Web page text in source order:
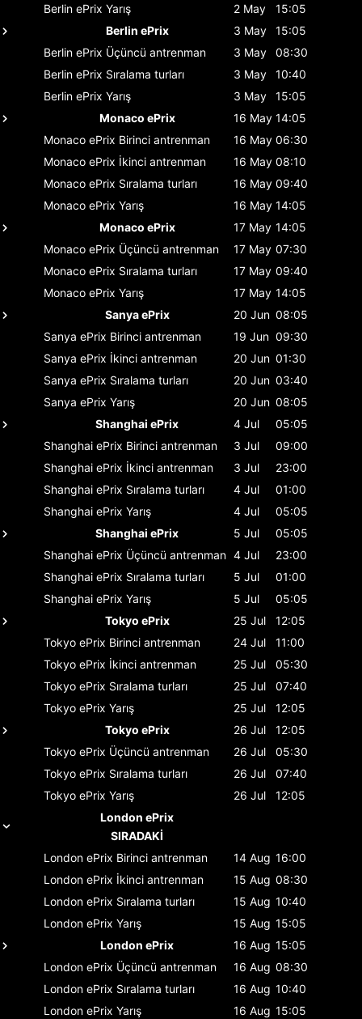
Berlin ePrix Yarış 2 May
15:05
Berlin ePrix
3 May
15:05
Berlin ePrix Üçüncü antrenman 3 May
08:30
Berlin ePrix Sıralama turları 3 May
10:40
Berlin ePrix Yarış 3 May
15:05
Monaco ePrix
16 May 14:05
Monaco ePrix Birinci antrenman 16 May 06:30
Monaco ePrix İkinci antrenman 16 May 08:10
Monaco ePrix Sıralama turları 16 May 09:40
Monaco ePrix Yarış 16 May 14:05
Monaco ePrix
17 May 14:05
Monaco ePrix Üçüncü antrenman 17 May 07:30
Monaco ePrix Sıralama turları 17 May 09:40
Monaco ePrix Yarış 17 May 14:05
Sanya ePrix
20 Jun 08:05
Sanya ePrix Birinci antrenman 19 Jun 09:30
Sanya ePrix İkinci antrenman 20 Jun 01:30
Sanya ePrix Sıralama turları 20 Jun 03:40
Sanya ePrix Yarış 20 Jun 08:05
Shanghai ePrix
4 Jul
05:05
Shanghai ePrix Birinci antrenman 3 Jul
09:00
Shanghai ePrix İkinci antrenman 3 Jul
23:00
Shanghai ePrix Sıralama turları 4 Jul
01:00
Shanghai ePrix Yarış 4 Jul
05:05
Shanghai ePrix
5 Jul
05:05
Shanghai ePrix Üçüncü antrenman 4 Jul
23:00
Shanghai ePrix Sıralama turları 5 Jul
01:00
Shanghai ePrix Yarış 5 Jul
05:05
Tokyo ePrix
25 Jul
12:05
Tokyo ePrix Birinci antrenman 24 Jul
11:00
Tokyo ePrix İkinci antrenman 25 Jul
05:30
Tokyo ePrix Sıralama turları 25 Jul
07:40
Tokyo ePrix Yarış 25 Jul
12:05
Tokyo ePrix
26 Jul
12:05
Tokyo ePrix Üçüncü antrenman 26 Jul
05:30
Tokyo ePrix Sıralama turları 26 Jul
07:40
Tokyo ePrix Yarış 26 Jul
12:05
London ePrix
SIRADAKİ
London ePrix Birinci antrenman 14 Aug 16:00
London ePrix İkinci antrenman 15 Aug 08:30
London ePrix Sıralama turları 15 Aug 10:40
London ePrix Yarış 15 Aug 15:05
London ePrix
16 Aug 15:05
London ePrix Üçüncü antrenman 16 Aug 08:30
London ePrix Sıralama turları 16 Aug 10:40
London ePrix Yarış 16 Aug 15:05